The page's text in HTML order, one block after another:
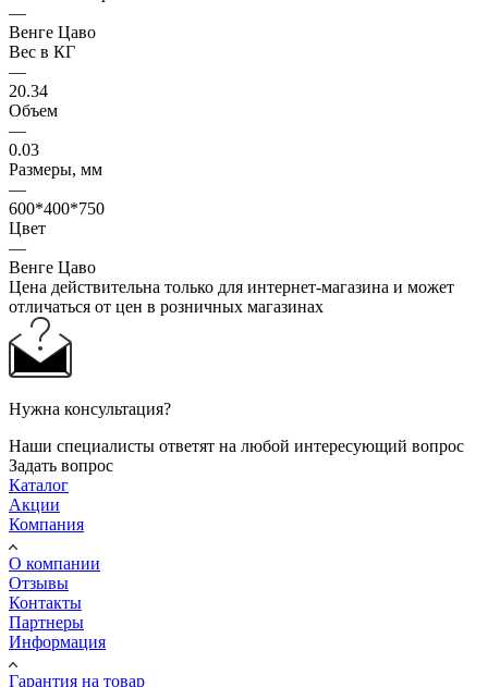
—
Венге Цаво
Вес в КГ
—
20.34
Объем
—
0.03
Размеры, мм
—
600*400*750
Цвет
—
Венге Цаво
Цена действительна только для интернет-магазина и может
отличаться от цен в розничных магазинах
Нужна консультация?
Наши специалисты ответят на любой интересующий вопрос
Задать вопрос
Каталог
Акции
Компания
О компании
Отзывы
Контакты
Партнеры
Информация
Гарантия на товар